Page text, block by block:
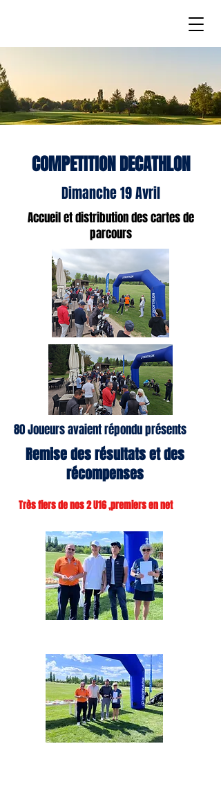
COMPETITION DECATHLON
Dimanche 19 Avril
Accueil et distribution des cartes de
parcours
80 Joueurs avaient répondu présents
Remise des résultats et des
récompenses
Très fiers de nos 2 U16 ,premiers en net